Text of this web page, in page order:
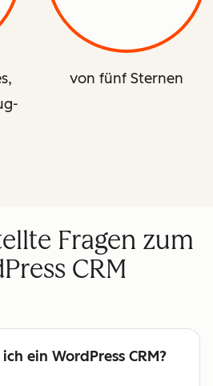
von fünf Sternen
Fragen zum
CRM
ein WordPress CRM?